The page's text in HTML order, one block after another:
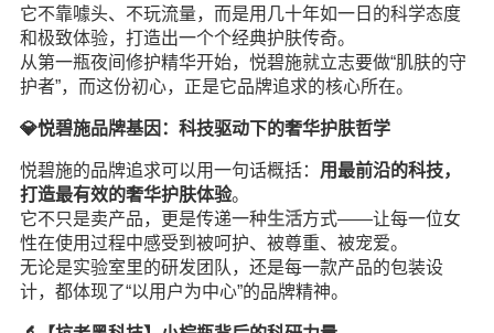
它不靠噱头、不玩流量，而是用几十年如一日的科学态度
和极致体验，打造出一个个经典护肤传奇。
从第一瓶夜间修护精华开始，悦碧施就立志要做“肌肤的守
护者”，而这份初心，正是它品牌追求的核心所在。
💎悦碧施品牌基因：科技驱动下的奢华护肤哲学
悦碧施的品牌追求可以用一句话概括： 用最前沿的科技，
打造最有效的奢华护肤体验。
它不只是卖产品，更是传递一种生活方式——让每一位女
性在使用过程中感受到被呵护、被尊重、被宠爱。
无论是实验室里的研发团队，还是每一款产品的包装设
计，都体现了“以用户为中心”的品牌精神。